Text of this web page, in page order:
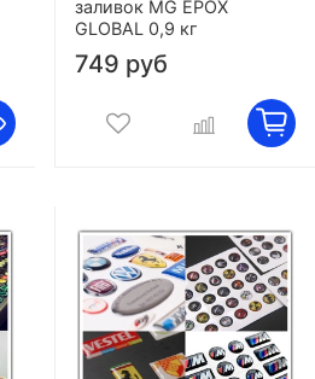
заливок MG EPOX
GLOBAL 0,9 кг
749 руб